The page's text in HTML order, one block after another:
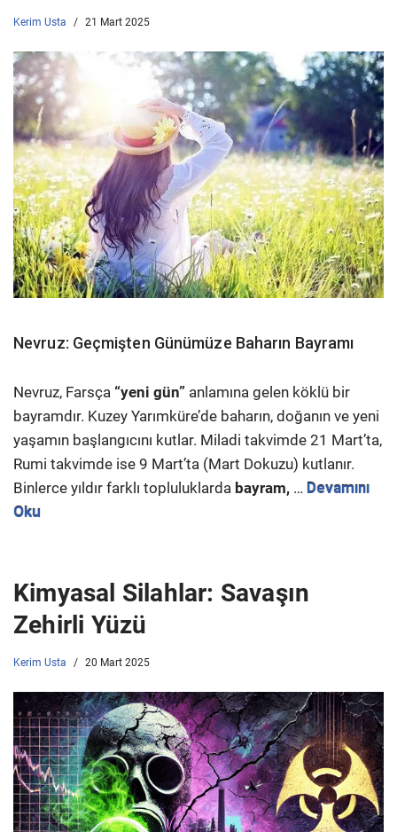
Kerim Usta 21 Mart 2025
Nevruz: Geçmişten Günümüze Baharın Bayramı
Nevruz, Farsça “yeni gün” anlamına gelen köklü bir
bayramdır. Kuzey Yarımküre’de baharın, doğanın ve yeni
yaşamın başlangıcını kutlar. Miladi takvimde 21 Mart’ta,
Rumi takvimde ise 9 Mart’ta (Mart Dokuzu) kutlanır.
Binlerce yıldır farklı topluluklarda bayram, … Devamını
Oku
Kimyasal Silahlar: Savaşın
Zehirli Yüzü
Kerim Usta 20 Mart 2025